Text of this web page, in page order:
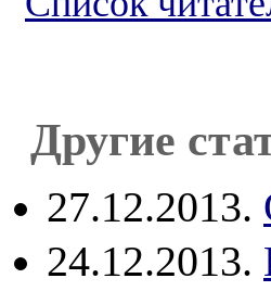
Другие
27.12.2013.
24.12.2013.